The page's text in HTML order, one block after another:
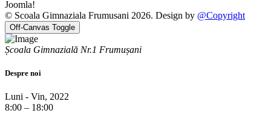
© Scoala Gimnaziala Frumusani 2026. Design by @Copyright
Off-Canvas Toggle
Școala Gimnazială Nr.1 Frumușani
Despre noi
Luni - Vin, 2022
8:00 – 18:00